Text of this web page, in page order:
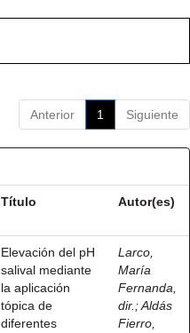
Anterior 1 Siguiente
Título Autor(es)
Elevación del pH
salival mediante
la aplicación
tópica de
diferentes
Larco,
María
Fernanda,
dir. ;Aldás
Fierro,